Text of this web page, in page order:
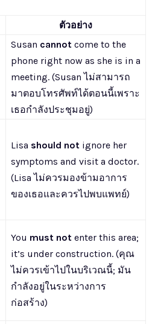
ตัวอย่าง
Susan cannot come to the
phone right now as she is in a
meeting. (Susan ไม่สามารถ
มาตอบโทรศัพท์ได้ตอนนี้เพราะ
เธอกำลังประชุมอยู่)
Lisa should not ignore her
symptoms and visit a doctor.
(Lisa ไม่ควรมองข้ามอาการ
ของเธอและควรไปพบแพทย์)
You must not enter this area;
it’s under construction. (คุณ
ไม่ควรเข้าไปในบริเวณนี้; มัน
กำลังอยู่ในระหว่างการ
ก่อสร้าง)